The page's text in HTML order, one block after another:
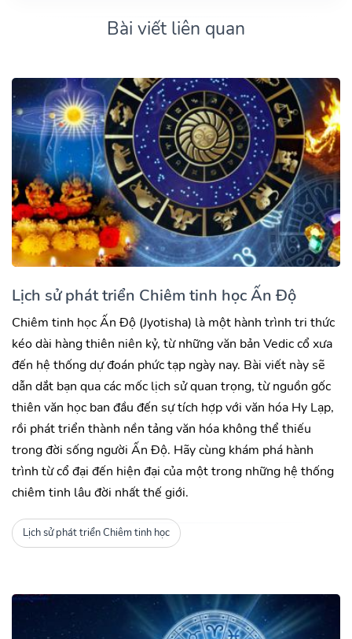
Bài viết liên quan
Lịch sử phát triển Chiêm tinh học Ấn Độ
Chiêm tinh học Ấn Độ (Jyotisha) là một hành trình tri thức
kéo dài hàng thiên niên kỷ, từ những văn bản Vedic cổ xưa
đến hệ thống dự đoán phức tạp ngày nay. Bài viết này sẽ
dẫn dắt bạn qua các mốc lịch sử quan trọng, từ nguồn gốc
thiên văn học ban đầu đến sự tích hợp với văn hóa Hy Lạp,
rồi phát triển thành nền tảng văn hóa không thể thiếu
trong đời sống người Ấn Độ. Hãy cùng khám phá hành
trình từ cổ đại đến hiện đại của một trong những hệ thống
chiêm tinh lâu đời nhất thế giới.
Lịch sử phát triển Chiêm tinh học